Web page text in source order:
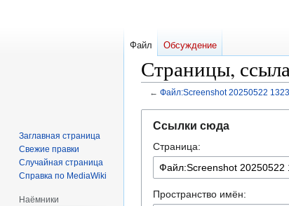
Страницы,
← Файл:Screenshot 20250522
навигации
поиску
Ссылки сюда
Страница:
Пространство имён:
Файл Обсуждение
Заглавная страница
Свежие правки
Случайная страница
Справка по MediaWiki
Наёмники